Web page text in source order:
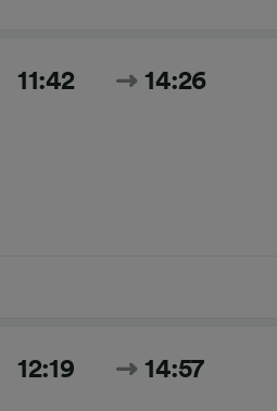
11:42 14:26
12:19 14:57